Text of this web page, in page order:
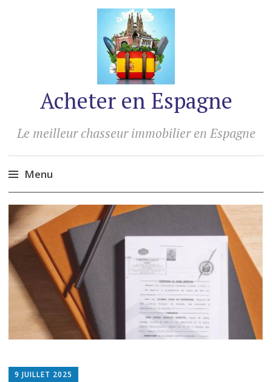
Acheter en Espagne
Le meilleur chasseur immobilier en Espagne
Menu
Accéder
au
contenu
9 JUILLET 2025